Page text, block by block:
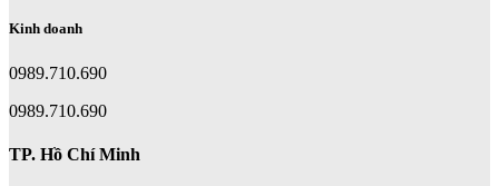
Kinh doanh
0989.710.690
0989.710.690
TP. Hồ Chí Minh